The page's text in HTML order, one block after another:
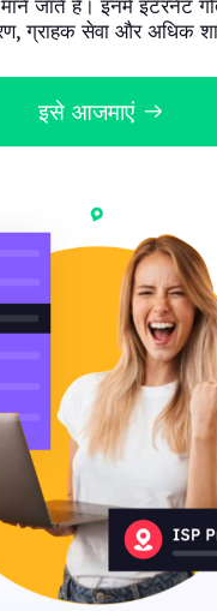
ग्राहक सेवा और अधिक
इसे आजमाएं